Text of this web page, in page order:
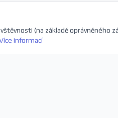
(na základě oprávněného
informací